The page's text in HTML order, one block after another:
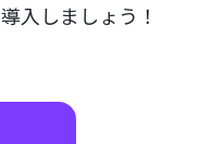
入しましょう！